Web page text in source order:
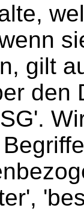
gilt
den